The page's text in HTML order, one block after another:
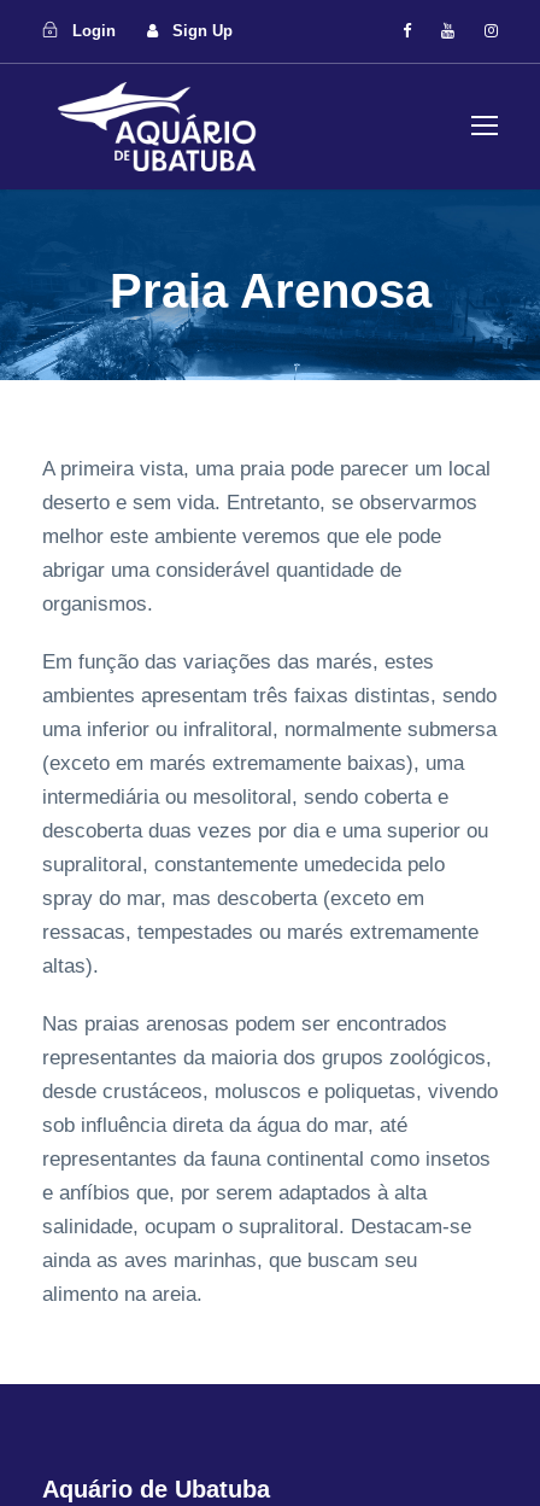
Login Sign Up
Praia Arenosa
A primeira vista, uma praia pode parecer um local
deserto e sem vida. Entretanto, se observarmos
melhor este ambiente veremos que ele pode
abrigar uma considerável quantidade de
organismos.
Em função das variações das marés, estes
ambientes apresentam três faixas distintas, sendo
uma inferior ou infralitoral, normalmente submersa
(exceto em marés extremamente baixas), uma
intermediária ou mesolitoral, sendo coberta e
descoberta duas vezes por dia e uma superior ou
supralitoral, constantemente umedecida pelo
spray do mar, mas descoberta (exceto em
ressacas, tempestades ou marés extremamente
altas).
Nas praias arenosas podem ser encontrados
representantes da maioria dos grupos zoológicos,
desde crustáceos, moluscos e poliquetas, vivendo
sob influência direta da água do mar, até
representantes da fauna continental como insetos
e anfíbios que, por serem adaptados à alta
salinidade, ocupam o supralitoral. Destacam-se
ainda as aves marinhas, que buscam seu
alimento na areia.
Aquário de Ubatuba